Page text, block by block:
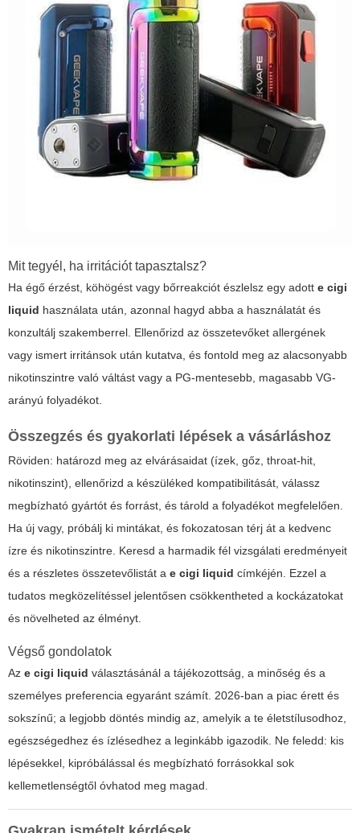
Mit tegyél, ha irritációt tapasztalsz?
Ha égő érzést, köhögést vagy bőrreakciót észlelsz egy adott e cigi
liquid használata után, azonnal hagyd abba a használatát és
konzultálj szakemberrel. Ellenőrizd az összetevőket allergének
vagy ismert irritánsok után kutatva, és fontold meg az alacsonyabb
nikotinszintre való váltást vagy a PG-mentesebb, magasabb VG-
arányú folyadékot.
Összegzés és gyakorlati lépések a vásárláshoz
Röviden: határozd meg az elvárásaidat (ízek, gőz, throat-hit,
nikotinszint), ellenőrizd a készüléked kompatibilitását, válassz
megbízható gyártót és forrást, és tárold a folyadékot megfelelően.
Ha új vagy, próbálj ki mintákat, és fokozatosan térj át a kedvenc
ízre és nikotinszintre. Keresd a harmadik fél vizsgálati eredményeit
és a részletes összetevőlistát a e cigi liquid címkéjén. Ezzel a
tudatos megközelítéssel jelentősen csökkentheted a kockázatokat
és növelheted az élményt.
Végső gondolatok
Az e cigi liquid választásánál a tájékozottság, a minőség és a
személyes preferencia egyaránt számít. 2026-ban a piac érett és
sokszínű; a legjobb döntés mindig az, amelyik a te életstílusodhoz,
egészségedhez és ízlésedhez a leginkább igazodik. Ne feledd: kis
lépésekkel, kipróbálással és megbízható forrásokkal sok
kellemetlenségtől óvhatod meg magad.